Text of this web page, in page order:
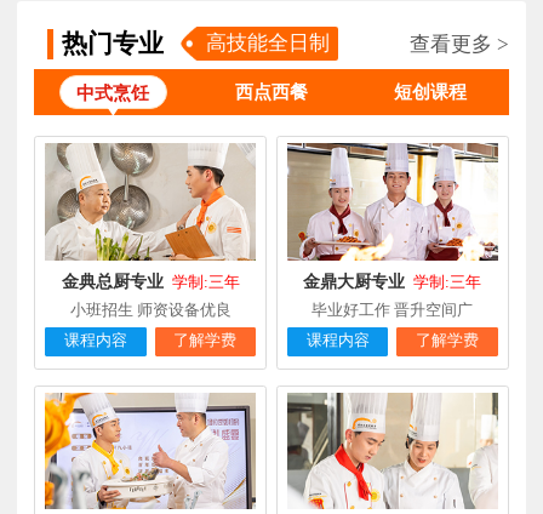
赖**
时尚西餐西点
专业
福建三明 16小时前 在线报名
陈** 大厨精英专业 福建福州 3天前 在线报名
谢** 西点店长班 福建厦门 4天前 在线报名
曾** 厨师长研修 福建厦门 4天前 在线报名
热门专业 高技能全日制 查看更多 >
中式烹饪 西点西餐 短创课程
金典总厨专业 学制:三年
小班招生 师资设备优良
课程内容
了解学费
金鼎大厨专业 学制:三年
毕业好工作 晋升空间广
课程内容
了解学费